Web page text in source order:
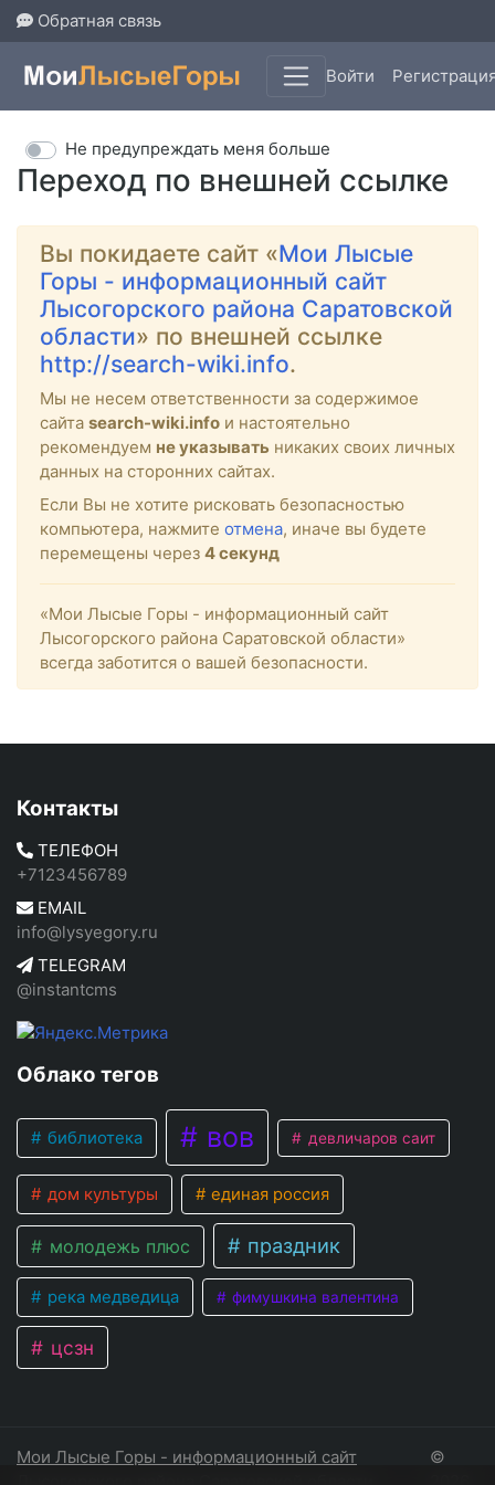
Обратная связь
Войти
Переход по внешней ссылке
Не предупреждать меня больше
Вы покидаете сайт «Мои Лысые
Горы - информационный сайт
Лысогорского района Саратовской
области» по внешней ссылке
http://search-wiki.info.
Мы не несем ответственности за содержимое
сайта search-wiki.info и настоятельно
рекомендуем не указывать никаких своих личных
данных на сторонних сайтах.
Если Вы не хотите рисковать безопасностью
компьютера, нажмите отмена, иначе вы будете
перемещены через 4секунд
«Мои Лысые Горы - информационный сайт
Лысогорского района Саратовской области»
всегда заботится о вашей безопасности.
Контакты
ТЕЛЕФОН
+7123456789
EMAIL
info@lysyegory.ru
TELEGRAM
@instantcms
Облако тегов
библиотека вов девличаров саит
дом культуры единая россия
молодежь плюс праздник
река медведица фимушкина валентина
цсзн
Мои Лысые Горы - информационный сайт
©